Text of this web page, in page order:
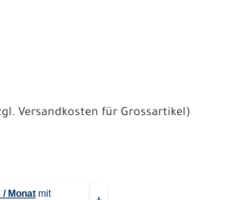
Versandkosten für Grossartikel)